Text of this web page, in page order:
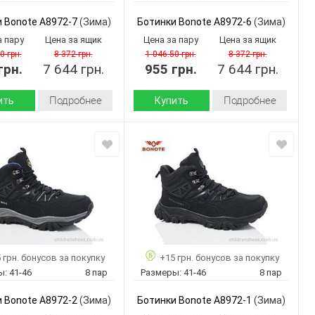
A9000-5
Серый
Артикул: A9000-4
Кол-во пар:
Цвет: Черный
Bonote A8972-7(Зима)
пару
грн.
Цена за ящик
8 372 грн.
7 644 грн.
Подробнее
верха:
искусственная
искусственный
мех
:
Китай
Bonote
41-46
Ботинки Bonote A8972-6 (Зима)
Цена за пару
1 046.50 грн.
955 грн.
Цена за ящик
8 372 грн.
7 644 грн.
Купить Подробнее
Материал верха:
искусственный
Материал
внутри:
искусственный
мех
Подошва :
Китай
Бренд: Bonote
Артикул:
Размер: 41-46
грн. бонусов за покупку
41-46 8 пар
Bonote A8972-2(Зима)
+15 грн. бонусов за покупку
Размеры: 41-46 8 пар
Ботинки Bonote A8972-1 (Зима)